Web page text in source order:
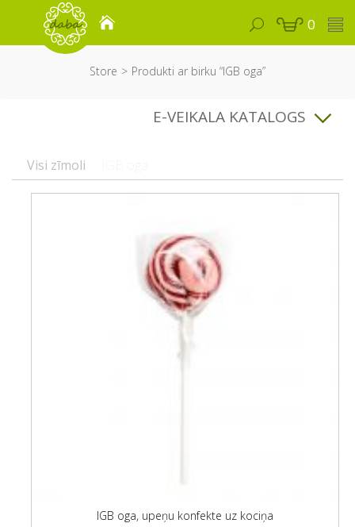
0
Store Produkti ar birku “IGB oga”
E-VEIKALA KATALOGS
Visi zīmoli
IGB oga, upeņu konfekte uz kociņa